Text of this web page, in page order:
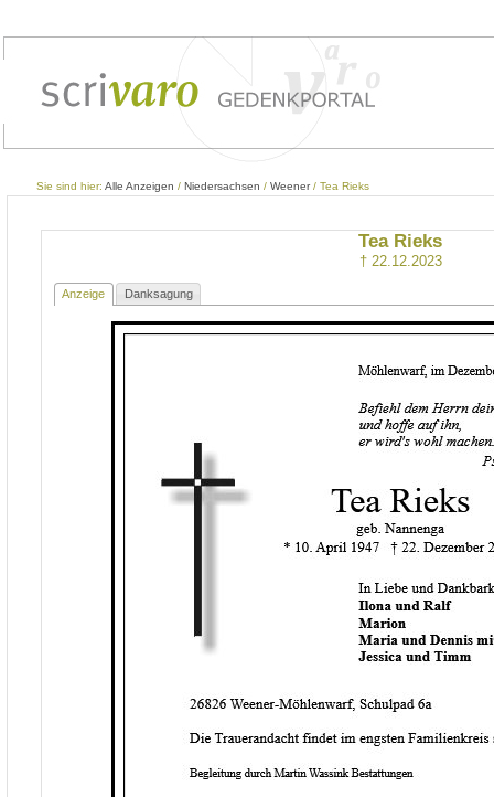
Sie sind hier: Alle Anzeigen / Niedersachsen / Weener/ Tea Rieks
Tea Rieks
† 22.12.2023
Anzeige Danksagung